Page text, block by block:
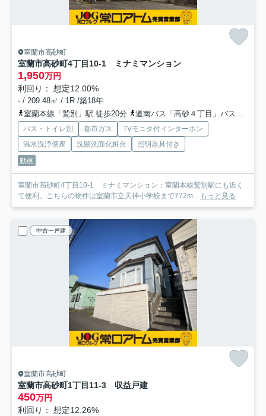
室蘭市高砂町
室蘭市高砂町4丁目10-1 ミナミマンション
1,950万円
利回り： 想定12.00%
- / 209.48㎡ / 1R /築18年
室蘭本線「鷲別」駅 徒歩20分
道南バス「高砂４丁目」バス停下車 徒歩5分
バス・トイレ別 都市ガス
TVモニタ付インターホン
温水洗浄便座
洗髪洗面化粧台
照明器具付き
動画
室蘭市高砂町4丁目10-1 ミナミマンション：室蘭本線鷲別駅にも近く
て便利。こちらの物件は室蘭市立天神小学校まで772m... もっと見る
中古一戸建
室蘭市高砂町
室蘭市高砂町1丁目11-3 収益戸建
450万円
利回り： 想定12.26%